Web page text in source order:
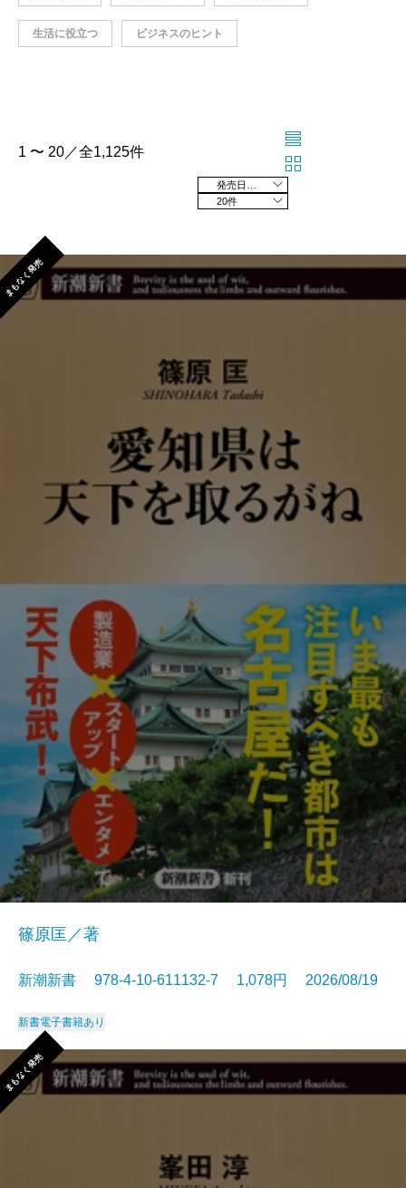
生活に役立つ ビジネスのヒント
1 〜 20／全1,125件
20件
まもなく発売
篠原匡／著
新潮新書 978-4-10-611132-7 1,078円 2026/08/19
新書電子書籍あり
まもなく発売